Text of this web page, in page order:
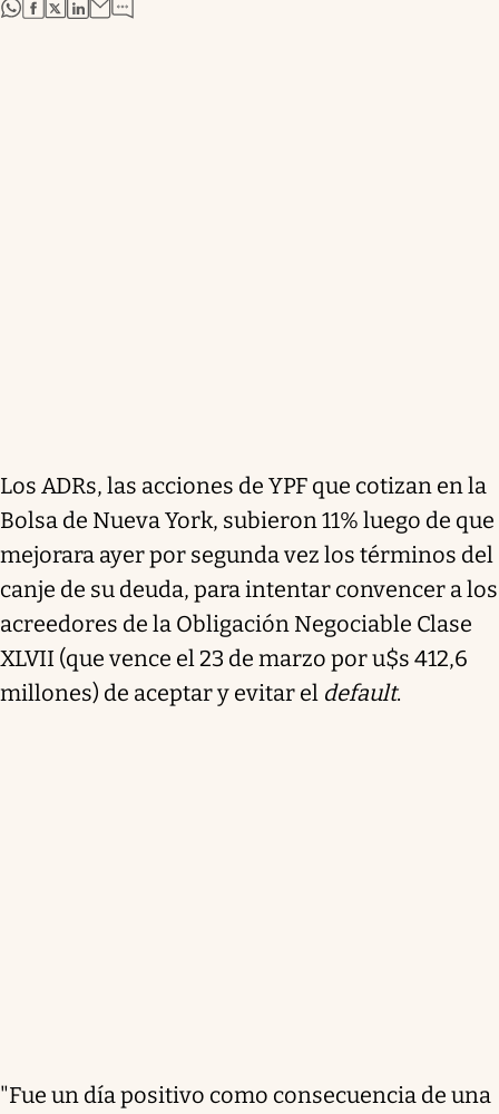
abre en nueva pestaña
abre en nueva pestaña
abre en nueva pestaña
abre en nueva pestaña
Los ADRs, las acciones de YPF que cotizan en la
Bolsa de Nueva York, subieron 11% luego de que
mejorara ayer por segunda vez los términos del
canje de su deuda, para intentar convencer a los
acreedores de la Obligación Negociable Clase
XLVII (que vence el 23 de marzo por u$s 412,6
millones) de aceptar y evitar el default.
"Fue un día positivo como consecuencia de una